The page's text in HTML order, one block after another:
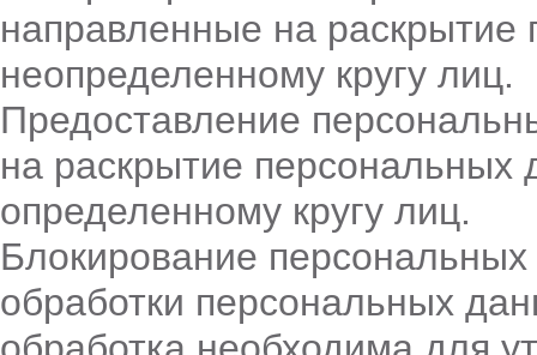
направленные на
неопределенному кругу лиц.
Предоставление
на раскрытие
определенному кругу лиц.
Блокирование
обработки персональных